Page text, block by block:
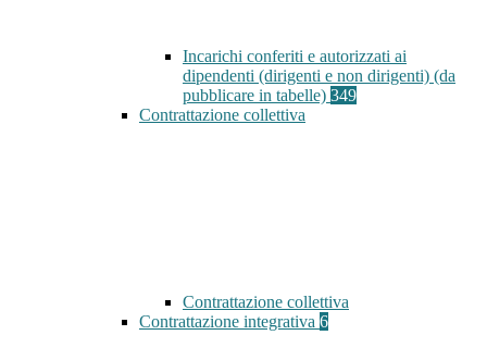
Incarichi conferiti e autorizzati ai
dipendenti (dirigenti e non dirigenti) (da
pubblicare in tabelle) 349
Contrattazione collettiva
Contrattazione collettiva
Contrattazione integrativa 6